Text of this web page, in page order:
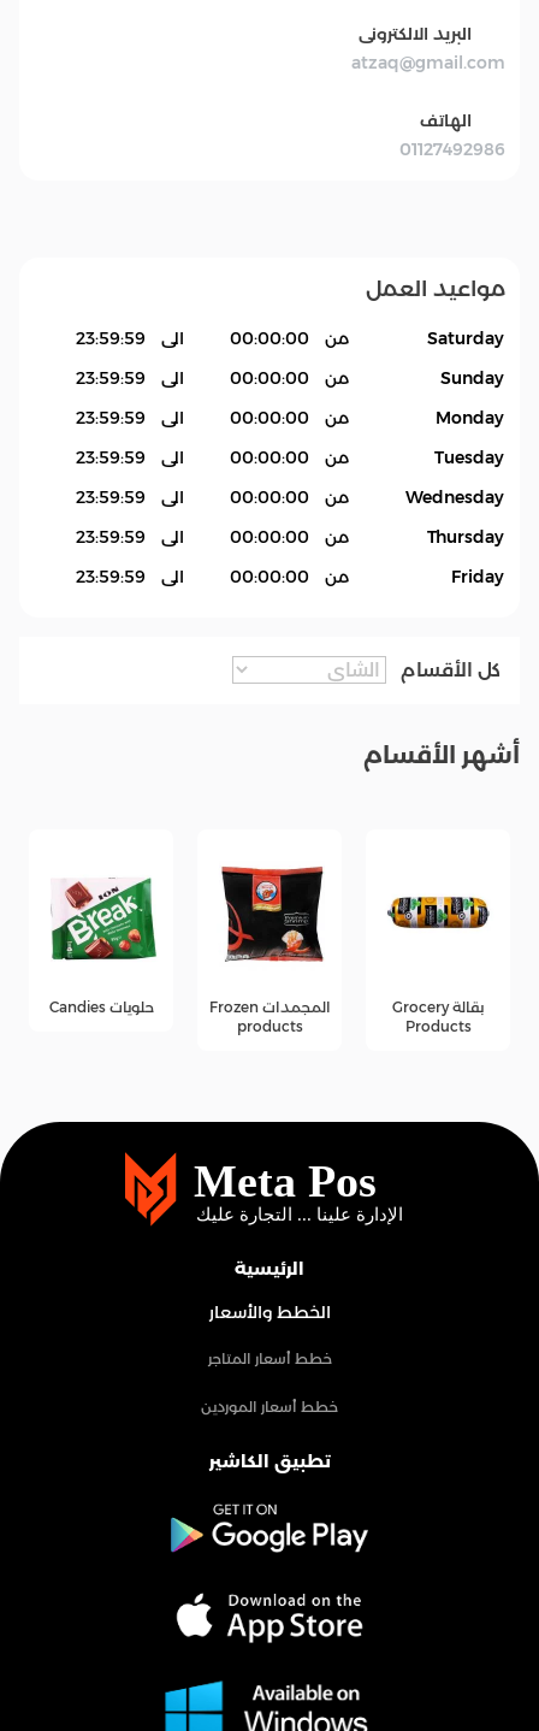
البريد الالكترونى
atzaq@gmail.com
الهاتف
01127492986
مواعيد العمل
Saturday من 00:00:00 الى
23:59:59
Sunday
من 00:00:00 الى
23:59:59
Monday
من 00:00:00 الى
23:59:59
Tuesday
من 00:00:00 الى
23:59:59
Wednesday
من 00:00:00 الى
23:59:59
Thursday
من 00:00:00 الى
23:59:59
Friday
من 00:00:00 الى 23:59:59
كل الأقسام
أشهر الأقسام
بقالة Grocery
Products
المجمدات Frozen
products
حلويات Candies
الرئيسية
الخطط والأسعار
خطط أسعار المتاجر
خطط أسعار الموردين
تطبيق الكاشير